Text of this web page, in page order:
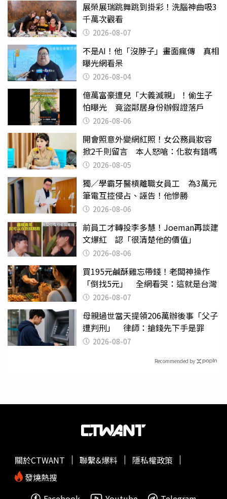
展榮展瑞跳舞跳到掛彩！洗腦神曲吸3
千萬次觀看
2026-08-07
不是AI！他「沒脖子」畫面瘋傳 真相
曝光網看呆
2026-08-04
億萬富豪遭兒「大義滅親」！偷生子
怕曝光 竟盜鄰居身份辦假證落戶
2026-08-06
開會照意外變網紅照！女公務員妝容
掀2千則留言 本人怒嗆：化妝有錯嗎
2026-08-05
獨／學霸牙醫槓離職女員工 為3萬元
筆電互控侵占、誣告！他慘勝
2026-08-06
前員工才轉投李多慧！Joeman再談建
文爆紅 認「很清楚他的價值」
2026-08-06
買195元鹹酥雞忘帶錢！老闆神操作
「倒找5元」 全網看哭：這就是台灣
2026-08-07
母親過世當天提領206萬辦後事「父子
遭判刑」 律師：搶錢先下手是罪
2026-08-07
Recommended by
關於CTWANT 聯繫&爆料
隱私權政策
發燒熱搜